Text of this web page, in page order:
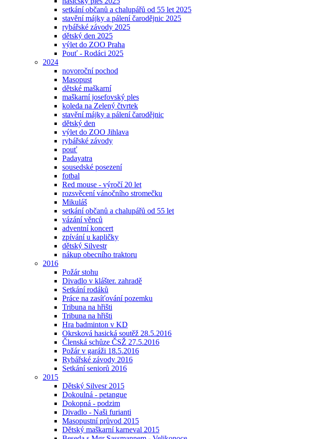
setkání občanů a chalupářů od 55 let 2025
stavění májky a pálení čarodějnic 2025
rybářské závody 2025
dětský den 2025
výlet do ZOO Praha
Pouť - Rodáci 2025
2024
novoroční pochod
Masopust
dětské maškarní
maškarní josefovský ples
koleda na Zelený čtvrtek
stavění májky a pálení čarodějnic
dětský den
výlet do ZOO Jihlava
rybářské závody
pouť
Padayatra
sousedské posezení
fotbal
Red mouse - výročí 20 let
rozsvěcení vánočního stromečku
Mikuláš
setkání občanů a chalupářů od 55 let
vázání věnců
adventní koncert
zpívání u kapličky
dětský Silvestr
nákup obecního traktoru
2016
Požár stohu
Divadlo v klášter. zahradě
Setkání rodáků
Práce na zasíťování pozemku
Tribuna na hřišti
Tribuna na hřišti
Hra badminton v KD
Okrsková hasická soutěž 28.5.2016
Členská schůze ČSŽ 27.5.2016
Požár v garáži 18.5.2016
Rybářské závody 2016
Setkání seniorů 2016
2015
Dětský Silvesr 2015
Dokoulná - petangue
Dokopná - podzim
Divadlo - Naši furianti
Masopustní průvod 2015
Dětský maškarní karneval 2015